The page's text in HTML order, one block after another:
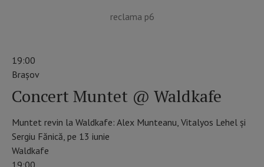
reclama p6
19:00
Braşov
Concert Muntet @ Waldkafe
Muntet revin la Waldkafe: Alex Munteanu, Vitalyos Lehel și
Sergiu Fănică, pe 13 iunie
Waldkafe